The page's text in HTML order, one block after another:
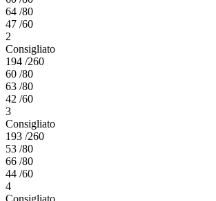
64 /80
47 /60
2
Consigliato
194 /260
60 /80
63 /80
42 /60
3
Consigliato
193 /260
53 /80
66 /80
44 /60
4
Consigliato